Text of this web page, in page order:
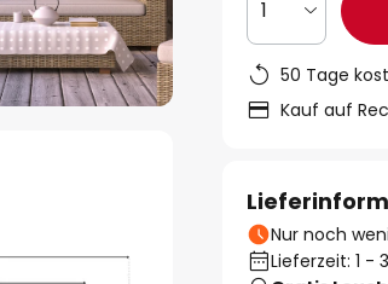
1
50 Tage
Kauf auf
Nur noch
Lieferzeit: 1 -